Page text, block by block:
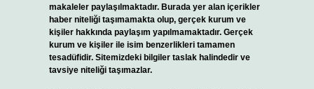
makaleler paylaşılmaktadır. Burada yer alan içerikler
haber niteliği taşımamakta olup, gerçek kurum ve
kişiler hakkında paylaşım yapılmamaktadır. Gerçek
kurum ve kişiler ile isim benzerlikleri tamamen
tesadüfidir. Sitemizdeki bilgiler taslak halindedir ve
tavsiye niteliği taşımazlar.